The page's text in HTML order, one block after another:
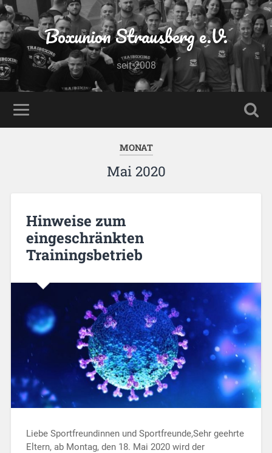
Boxunion Strausberg e.V.
seit 2008
MONAT
Mai 2020
Hinweise zum
eingeschränkten
Trainingsbetrieb
Liebe Sportfreundinnen und Sportfreunde,Sehr geehrte
Eltern, ab Montag, den 18. Mai 2020 wird der